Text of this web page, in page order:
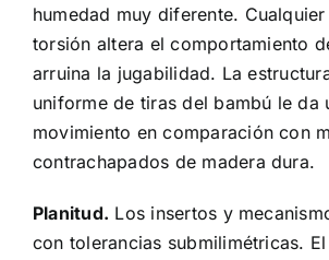
humedad muy diferente.
torsión altera el comportamiento
arruina la jugabilidad. La
uniforme de tiras del bambú le da
movimiento en comparación con
contrachapados de madera dura.
Planitud. Los insertos y
con tolerancias submilimétricas.